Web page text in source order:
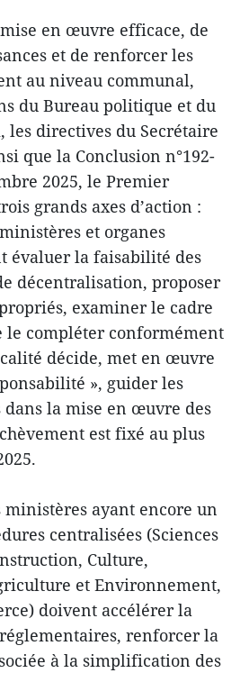
en œuvre efficace, de
et de renforcer les
au niveau communal,
du Bureau politique et du
les directives du Secrétaire
que la Conclusion n°192-
2025, le Premier
grands axes d’action :
et organes
évaluer la faisabilité des
décentralisation, proposer
examiner le cadre
le compléter conformément
décide, met en œuvre
», guider les
la mise en œuvre des
est fixé au plus
ayant encore un
centralisées (Sciences
Culture,
et Environnement,
doivent accélérer la
renforcer la
à la simplification des